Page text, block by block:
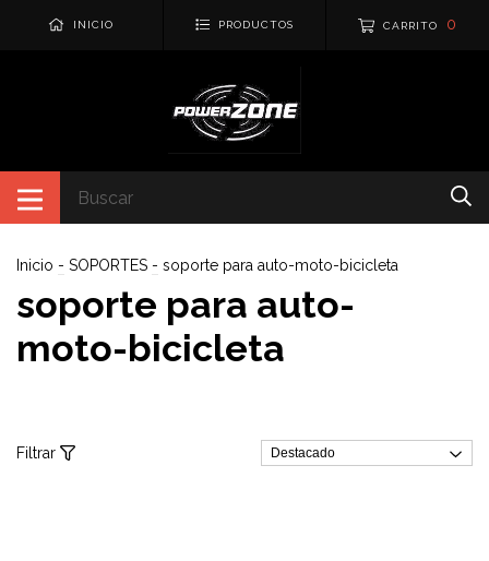
INICIO PRODUCTOS CARRITO 0
Inicio - SOPORTES - soporte para auto-moto-bicicleta
soporte para auto-
moto-bicicleta
Filtrar